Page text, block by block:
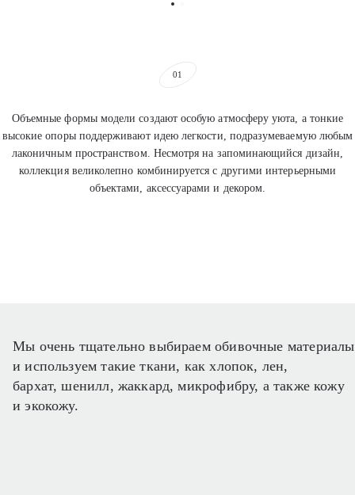
01
Объемные формы модели создают особую атмосферу уюта, а тонкие
высокие опоры поддерживают идею легкости, подразумеваемую любым
лаконичным пространством. Несмотря на запоминающийся дизайн,
коллекция великолепно комбинируется с другими интерьерными
объектами, аксессуарами и декором.
Мы очень тщательно выбираем обивочные материалы
и используем такие ткани, как хлопок, лен,
бархат, шенилл, жаккард, микрофибру, а также кожу
и экокожу.